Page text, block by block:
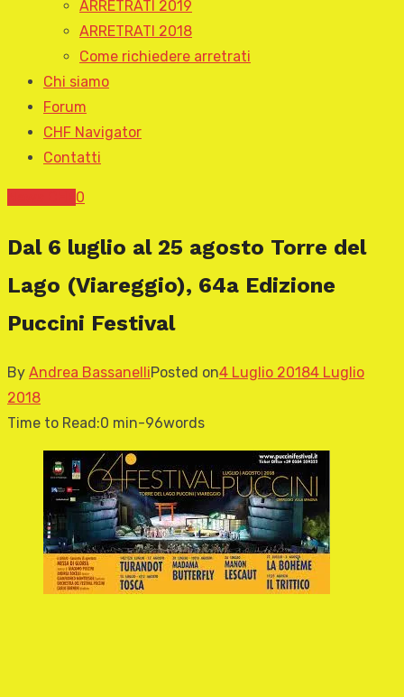
ARRETRATI 2019
ARRETRATI 2018
Come richiedere arretrati
Chi siamo
Forum
CHF Navigator
Contatti
0
Dal 6 luglio al 25 agosto Torre del
Lago (Viareggio), 64a Edizione
Puccini Festival
By Andrea BassanelliPosted on4 Luglio 20184 Luglio
2018
Time to Read:0 min-96words